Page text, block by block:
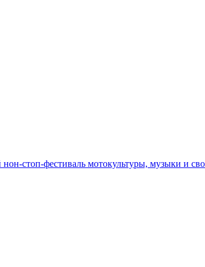
стоп-фестиваль мотокультуры, музыки и